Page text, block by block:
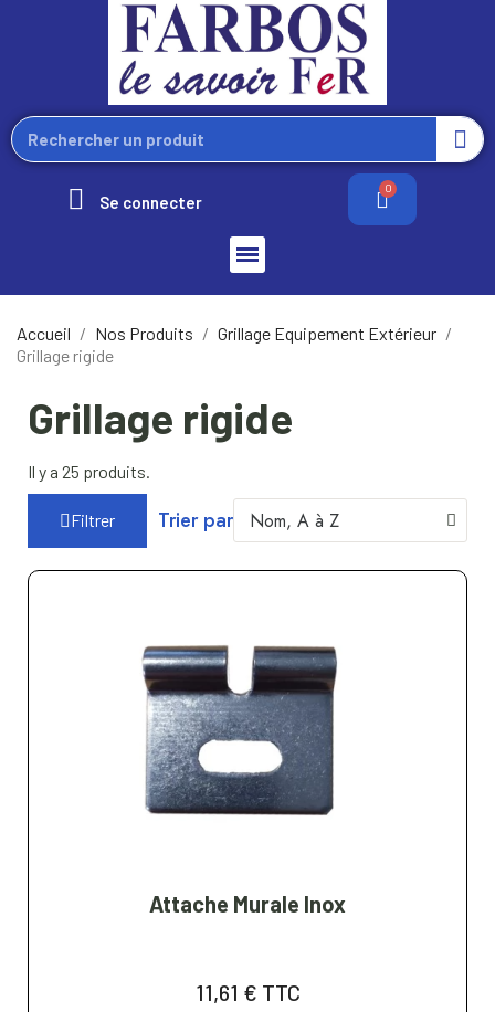
Se connecter
Accueil Nos Produits
Grillage Equipement Extérieur
Grillage rigide
Grillage rigide
Il y a 25 produits.
Filtrer Trier par
Attache Murale Inox
11,61 € TTC